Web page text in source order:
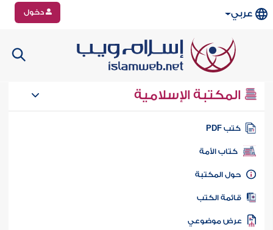
عربي دخول
المكتبة الإسلامية
كتب PDF
كتاب الأمة
المكتبة
الكتب